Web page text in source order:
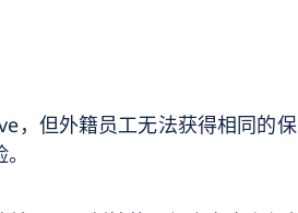
，但外籍员工无法获得相同的